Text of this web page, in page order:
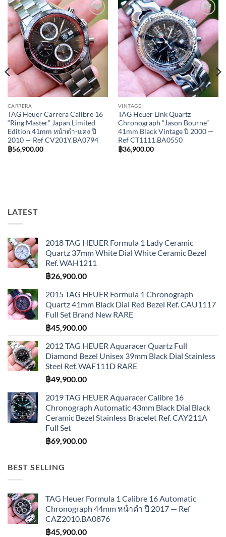
Add to
Wishlist
CARRERA
TAG Heuer Carrera Calibre 16
“Ring Master” Japan Limited
Edition 41mm หน้าดำ-แดง ปี
2010 — Ref CV201Y.BA0794
฿56,900.00
Add to
Wishlist
VINTAGE
TAG Heuer Link Quartz
Chronograph “Jason Bourne”
41mm Black Vintage ปี 2000 —
Ref CT1111.BA0550
฿36,900.00
LATEST
2018 TAG HEUER Formula 1 Lady Ceramic
Quartz 37mm White Dial White Ceramic Bezel
Ref. WAH1211
฿26,900.00
2015 TAG HEUER Formula 1 Chronograph
Quartz 41mm Black Dial Red Bezel Ref. CAU1117
Full Set Brand New RARE
฿45,900.00
2012 TAG HEUER Aquaracer Quartz Full
Diamond Bezel Unisex 39mm Black Dial Stainless
Steel Ref. WAF111D RARE
฿49,900.00
2019 TAG HEUER Aquaracer Calibre 16
Chronograph Automatic 43mm Black Dial Black
Ceramic Bezel Stainless Bracelet Ref. CAY211A
Full Set
฿69,900.00
BEST SELLING
TAG Heuer Formula 1 Calibre 16 Automatic
Chronograph 44mm หน้าดำ ปี 2017 — Ref
CAZ2010.BA0876
฿45,900.00